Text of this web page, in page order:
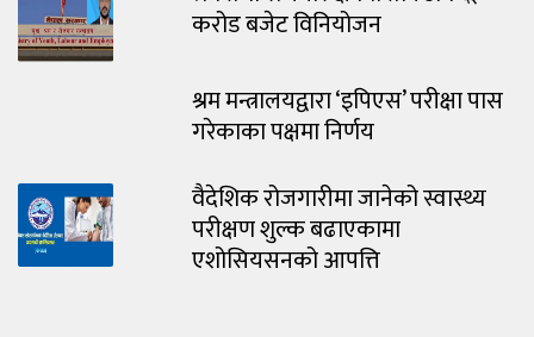
करोड बजेट विनियोजन
श्रम मन्त्रालयद्वारा ‘इपिएस’ परीक्षा पास
गरेकाका पक्षमा निर्णय
वैदेशिक रोजगारीमा जानेको स्वास्थ्य
परीक्षण शुल्क बढाएकामा
एशोसियसनको आपत्ति